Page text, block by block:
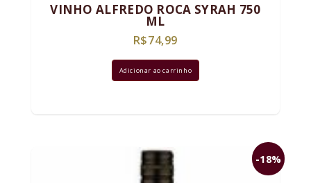
VINHO ALFREDO ROCA SYRAH 750
ML
R$74,99
Adicionar ao carrinho
-18%